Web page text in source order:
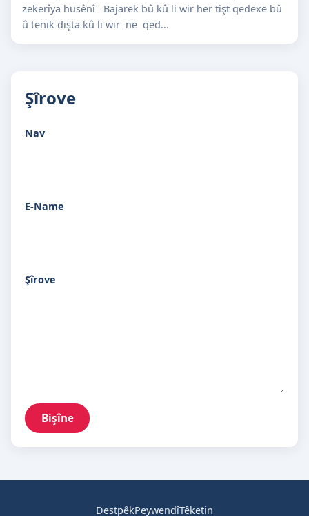
zekerîya husênî Bajarek bû kû li wir her tişt qedexe bû
û tenik dişta kû li wir ne qed...
Şîrove
Nav
E-Name
Şîrove
Bişîne
DestpêkPeywendîTêketin